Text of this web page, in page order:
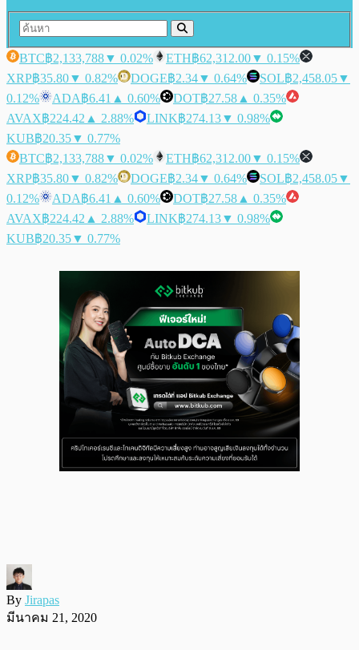
BTC฿2,133,788▼ 0.02% ETH฿62,312.00▼ 0.15%
XRP฿35.80▼ 0.82% DOGE฿2.34▼ 0.64% SOL฿2,458.05▼
0.12%
ADA฿6.41 ▲ 0.60% DOT฿27.58 ▲ 0.35%
AVAX฿224.42 ▲ 2.88% LINK฿274.13▼ 0.98%
KUB฿20.35▼ 0.77%
BTC฿2,133,788▼ 0.02% ETH฿62,312.00▼ 0.15%
XRP฿35.80▼ 0.82% DOGE฿2.34▼ 0.64% SOL฿2,458.05▼
0.12%
ADA฿6.41 ▲ 0.60% DOT฿27.58 ▲ 0.35%
AVAX฿224.42 ▲ 2.88% LINK฿274.13▼ 0.98%
KUB฿20.35▼ 0.77%
By Jirapas
มีนาคม 21, 2020